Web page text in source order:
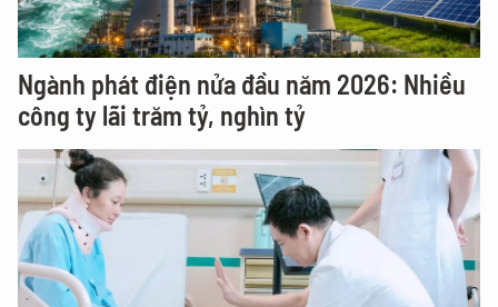
Ngành phát điện nửa đầu năm 2026: Nhiều
công ty lãi trăm tỷ, nghìn tỷ